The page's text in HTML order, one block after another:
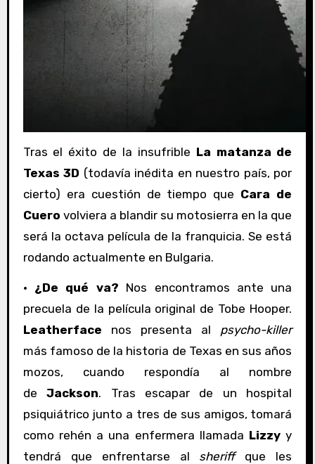
Tras el éxito de la insufrible La matanza de
Texas 3D (todavía inédita en nuestro país, por
cierto) era cuestión de tiempo que Cara de
Cuero volviera a blandir su motosierra en la que
será la octava película de la franquicia. Se está
rodando actualmente en Bulgaria.
· ¿De qué va? Nos encontramos ante una
precuela de la película original de Tobe Hooper.
Leatherface nos presenta al psycho-killer
más famoso de la historia de Texas en sus años
mozos, cuando respondía al nombre
deJackson. Tras escapar de un hospital
psiquiátrico junto a tres de sus amigos, tomará
como rehén a una enfermera llamada Lizzy y
tendrá que enfrentarse al sheriffque les